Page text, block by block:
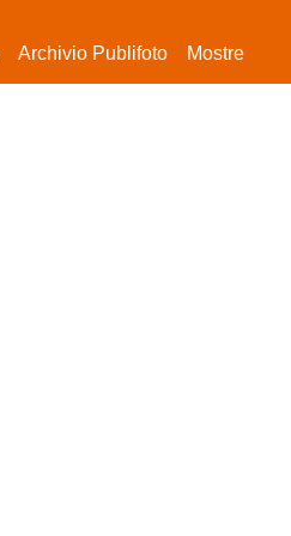
Archivio Publifoto Mostre